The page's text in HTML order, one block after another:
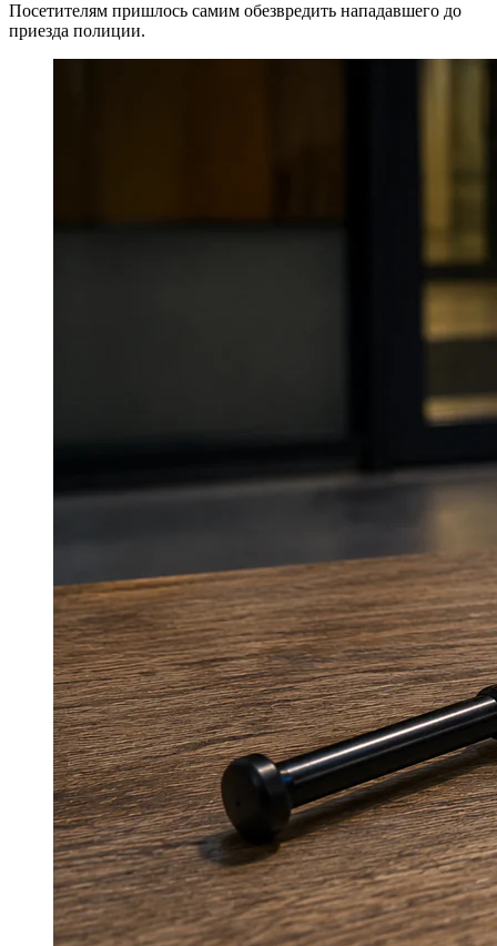
Посетителям пришлось самим обезвредить нападавшего до
приезда полиции.